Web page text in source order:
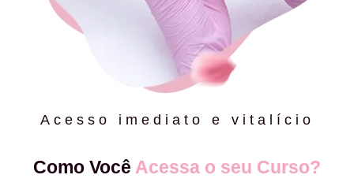
Acesso imediato e vitalício
Como Você Acessa o seu Curso?